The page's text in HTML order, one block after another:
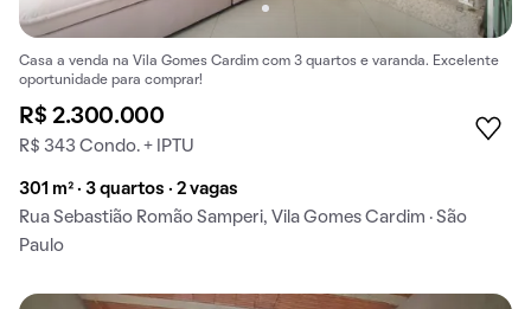
Casa a venda na Vila Gomes Cardim com 3 quartos e varanda. Excelente
oportunidade para comprar!
R$ 2.300.000
R$ 343 Condo. + IPTU
301 m² · 3 quartos · 2 vagas
Rua Sebastião Romão Samperi, Vila Gomes Cardim · São
Paulo